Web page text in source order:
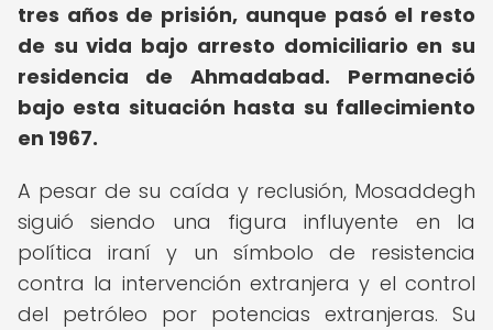
tres años de prisión, aunque pasó el resto
de su vida bajo arresto domiciliario en su
residencia de Ahmadabad.
Permaneció
bajo esta situación hasta su fallecimiento
en 1967.
A pesar de su caída y reclusión, Mosaddegh
siguió siendo una figura influyente en la
política iraní y un símbolo de resistencia
contra la intervención extranjera y el control
del petróleo por potencias extranjeras. Su